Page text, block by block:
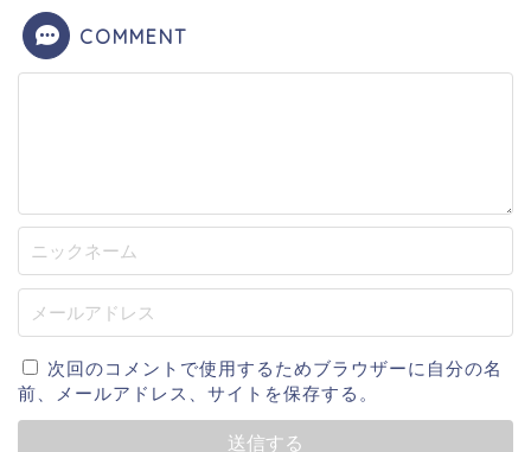
COMMENT
次回のコメントで使用するためブラウザーに自分の名
前、メールアドレス、サイトを保存する。